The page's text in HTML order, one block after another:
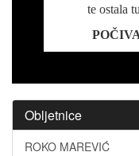
te ostala
Obljetnice
ROKO MAREVIĆ